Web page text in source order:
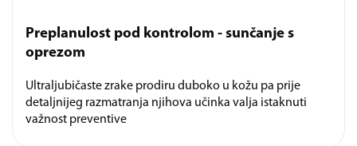
Preplanulost pod kontrolom - sunčanje s
oprezom
Ultraljubičaste zrake prodiru duboko u kožu pa prije
detaljnijeg razmatranja njihova učinka valja istaknuti
važnost preventive